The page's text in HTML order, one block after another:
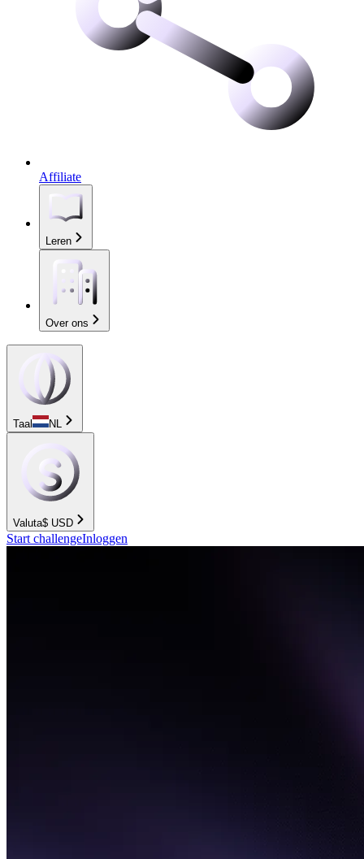
Affiliate
Leren
Over ons
Taal NL
Valuta$ USD
Start challengeInloggen